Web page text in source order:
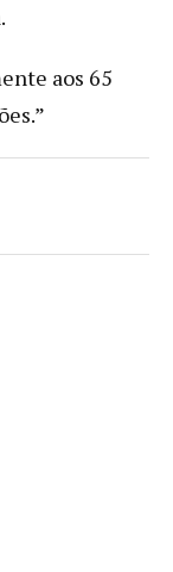
aos 65